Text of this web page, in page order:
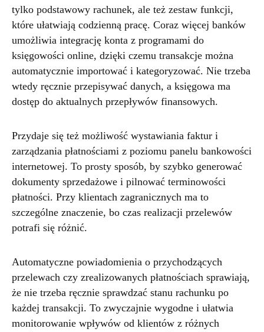
tylko podstawowy rachunek, ale też zestaw funkcji,
które ułatwiają codzienną pracę. Coraz więcej banków
umożliwia integrację konta z programami do
księgowości online, dzięki czemu transakcje można
automatycznie importować i kategoryzować. Nie trzeba
wtedy ręcznie przepisywać danych, a księgowa ma
dostęp do aktualnych przepływów finansowych.
Przydaje się też możliwość wystawiania faktur i
zarządzania płatnościami z poziomu panelu bankowości
internetowej. To prosty sposób, by szybko generować
dokumenty sprzedażowe i pilnować terminowości
płatności. Przy klientach zagranicznych ma to
szczególne znaczenie, bo czas realizacji przelewów
potrafi się różnić.
Automatyczne powiadomienia o przychodzących
przelewach czy zrealizowanych płatnościach sprawiają,
że nie trzeba ręcznie sprawdzać stanu rachunku po
każdej transakcji. To zwyczajnie wygodne i ułatwia
monitorowanie wpływów od klientów z różnych